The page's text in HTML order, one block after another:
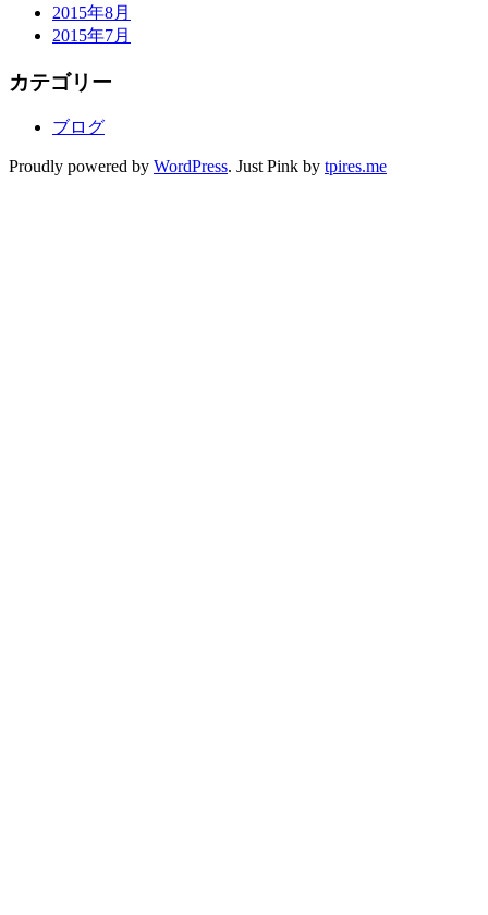
2015年8月
2015年7月
カテゴリー
ブログ
Proudly powered by WordPress. Just Pink by tpires.me